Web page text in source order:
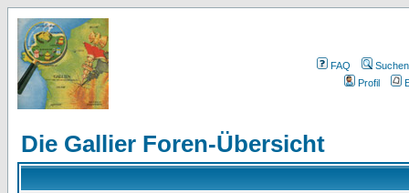
FAQ
Suchen
Profil
Die Gallier Foren-Übersicht